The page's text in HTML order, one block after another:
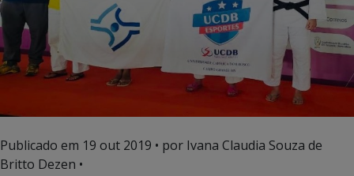
Publicado em 19 out 2019 • por Ivana Claudia Souza de
Britto Dezen •